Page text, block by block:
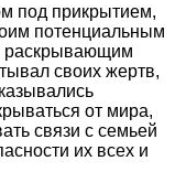
под прикрытием,
потенциальным
раскрывающим
своих жертв,
от мира,
связи с семьей
их всех и